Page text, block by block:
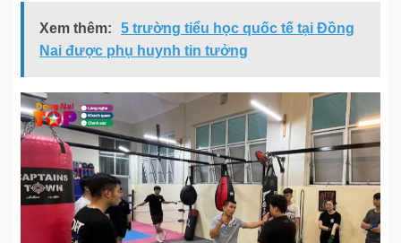
Xem thêm:
5 trường tiểu học quốc tế tại Đồng
Nai được phụ huynh tin tưởng